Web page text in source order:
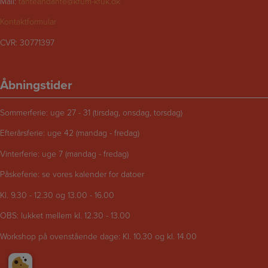
Kontaktformular
CVR: 30771397
Åbningstider
Sommerferie: uge 27 - 31 (tirsdag, onsdag, torsdag)
Efterårsferie: uge 42 (mandag - fredag)
Vinterferie: uge 7 (mandag - fredag)
Påskeferie: se vores kalender for datoer
Kl. 9.30 - 12.30 og 13.00 - 16.00
OBS: lukket mellem kl. 12.30 - 13.00
Workshop på ovenstående dage: Kl. 10.30 og kl. 14.00